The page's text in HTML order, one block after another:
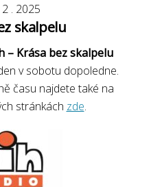
. 2025
skalpelu
– Krása bez skalpelu
v sobotu dopoledne.
času najdete také na
stránkách zde.